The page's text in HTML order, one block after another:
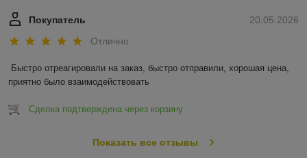
20.05.2026
Покупатель
Отлично
Быстро отреагировали на заказ, быстро отправили, хорошая цена,
приятно было взаимодействовать
Сделка подтверждена через корзину
Показать все отзывы